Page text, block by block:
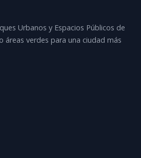
Urbanos y Espacios Públicos de
áreas verdes para una ciudad más